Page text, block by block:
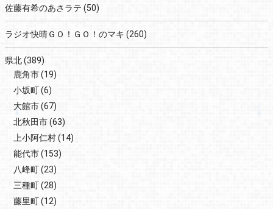
佐藤有希のあさラテ (50)
ラジオ快晴ＧＯ！ＧＯ！のマキ (260)
県北(389)
鹿角市(19)
小坂町(6)
大館市(67)
北秋田市(63)
上小阿仁村(14)
能代市(153)
八峰町(23)
三種町(28)
藤里町(12)